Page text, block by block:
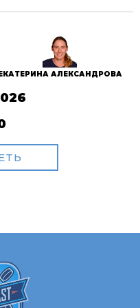
ЕКАТЕРИНА АЛЕКСАНДРОВА